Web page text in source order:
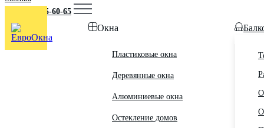
+7 (495) 725-60-65
Окна
Пластиковые окна
Деревянные окна
Алюминиевые окна
Остекление домов